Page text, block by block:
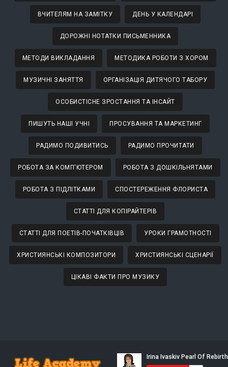
ВЧИТЕЛЯМ НА ЗАМІТКУ ДЕНЬ У КАЛЕНДАРІ
ДОРОЖНІ НОТАТКИ ПИСЬМЕННИКА
МЕТОДИ ВИКЛАДАННЯ МЕТОДИКА РОБОТИ З ХОРОМ
МУЗИЧНІ ЗАНЯТТЯ ОРГАНІЗАЦІЯ ДИТЯЧОГО ТАБОРУ
ОСОБИСТІСНЕ ЗРОСТАННЯ ТА ІНСАЙТ
ПИШУТЬ НАШІ УЧНІ ПРОСУВАННЯ ТА МАРКЕТИНГ
РАДИМО ПОДИВИТИСЬ РАДИМО ПРОЧИТАТИ
РОБОТА ЗА КОМП'ЮТЕРОМ РОБОТА З ДОШКІЛЬНЯТАМИ
РОБОТА З ПІДЛІТКАМИ СПОСТЕРЕЖЕННЯ ФЛОРИСТА
СТАТТІ ДЛЯ КОПІРАЙТЕРІВ
СТАТТІ ДЛЯ ПОЕТІВ-ПОЧАТКІВЦІВ УРОКИ ГРАМОТНОСТІ
ХРИСТИЯНСЬКІ КОМПОЗИТОРИ ХРИСТИЯНСЬКІ СЦЕНАРІЇ
ЦІКАВІ ФАКТИ ПРО МУЗИКУ